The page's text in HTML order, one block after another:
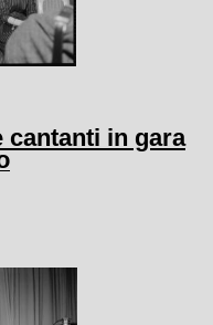
cantanti in gara